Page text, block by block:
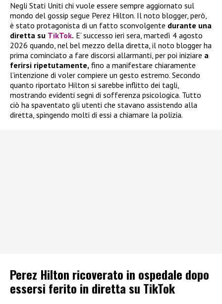
Negli Stati Uniti chi vuole essere sempre aggiornato sul
mondo del gossip segue Perez Hilton. Il noto blogger, però,
è stato protagonista di un fatto sconvolgente durante una
diretta su TikTok. E’ successo ieri sera, martedì 4 agosto
2026 quando, nel bel mezzo della diretta, il noto blogger ha
prima cominciato a fare discorsi allarmanti, per poi iniziare a
ferirsi ripetutamente, fino a manifestare chiaramente
l’intenzione di voler compiere un gesto estremo. Secondo
quanto riportato Hilton si sarebbe inflitto dei tagli,
mostrando evidenti segni di sofferenza psicologica. Tutto
ciò ha spaventato gli utenti che stavano assistendo alla
diretta, spingendo molti di essi a chiamare la polizia.
Perez Hilton ricoverato in ospedale dopo
essersi ferito in diretta su TikTok